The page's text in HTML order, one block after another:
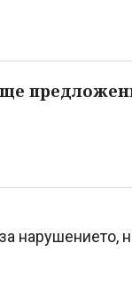
нарушението,